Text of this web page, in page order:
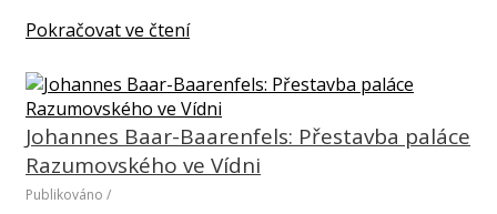
Pokračovat ve čtení
Johannes Baar-Baarenfels: Přestavba paláce
Razumovského ve Vídni
Publikováno /